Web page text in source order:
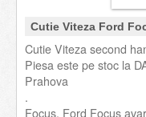
Cutie Viteza Ford
Cutie Viteza second
Piesa este pe stoc la
Prahova
.
Focus. Ford Focus